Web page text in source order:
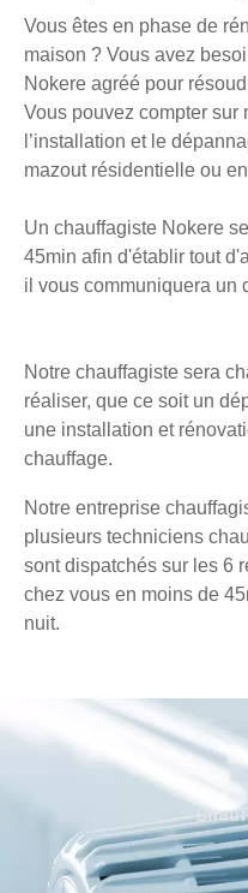
Vous êtes en phase de
maison ? Vous avez
Nokere agréé pour
Vous pouvez compter sur
l’installation et le
mazout résidentielle ou
Un chauffagiste Nokere
45min afin d'établir tout
il vous communiquera un
Notre chauffagiste sera
réaliser, que ce soit un
une installation et
chauffage.
Notre entreprise
plusieurs techniciens
sont dispatchés sur les 6
chez vous en moins de
nuit.